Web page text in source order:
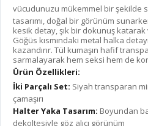
vücudunuzu mükemmel bir şekilde
tasarımı, doğal bir görünüm
kesik detay, şık bir dokunuş katarak
Göğüs kısmındaki metal halka
kazandırır. Tül kumaşın hafif
sarmalayarak hem seksi hem de
Ürün Özellikleri:
İki Parçalı Set: Siyah transparan
çamaşırı
Halter Yaka Tasarım: Boyundan
dekoltesiyle göz alıcı görünüm